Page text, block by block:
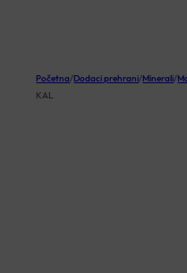
Početna/Dodaci prehrani/Minerali/
KAL